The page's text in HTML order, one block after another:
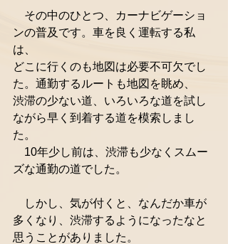
その中のひとつ、カーナビゲーショ
ンの普及です。車を良く運転する私
は、
どこに行くのも地図は必要不可欠でし
た。通勤するルートも地図を眺め、
渋滞の少ない道、いろいろな道を試し
ながら早く到着する道を模索しまし
た。
10年少し前は、渋滞も少なくスムー
ズな通勤の道でした。
しかし、気が付くと、なんだか車が
多くなり、渋滞するようになったなと
思うことがありました。